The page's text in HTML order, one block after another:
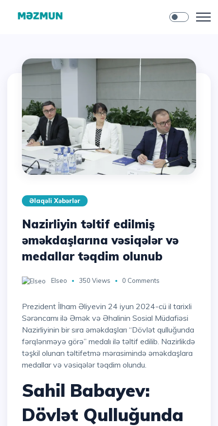
Əlaqəli Xəbərlər
Nazirliyin təltif edilmiş
əməkdaşlarına vəsiqələr və
medallar təqdim olunub
Elseo 350 Views 0 Comments
Prezident İlham Əliyevin 24 iyun 2024-cü il tarixli
Sərəncamı ilə Əmək və Əhalinin Sosial Müdafiəsi
Nazirliyinin bir sıra əməkdaşları “Dövlət qulluğunda
fərqlənməyə görə” medalı ilə təltif edilib. Nazirlikdə
təşkil olunan təltifetmə mərasimində əməkdaşlara
medallar və vəsiqələr təqdim olundu.
Sahil Babayev:
Dövlət Qulluğunda